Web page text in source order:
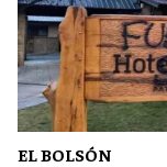
EL BOLSÓN